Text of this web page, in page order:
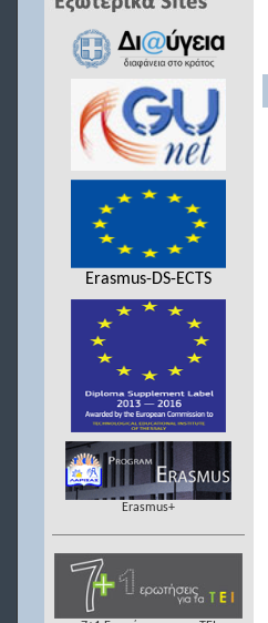
Erasmus-DS-ECTS
Erasmus+